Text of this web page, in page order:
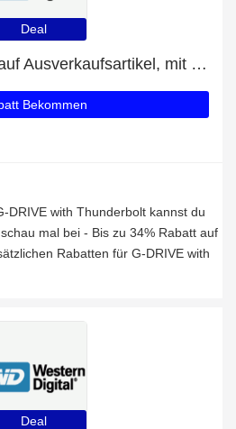
Deal
Bis zu 34% Rabatt auf Ausverkaufsartikel, mit zusätzlichen Rabatten für G-DRIVE with Thunderbolt
Bekommen
DRIVE with Thunderbolt kannst du
mal bei - Bis zu 34% Rabatt auf
Rabatten für G-DRIVE with
Deal